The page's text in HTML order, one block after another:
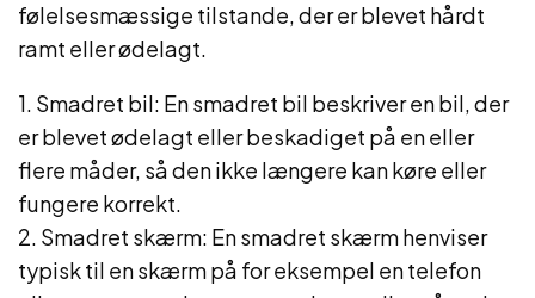
følelsesmæssige tilstande, der er blevet hårdt
ramt eller ødelagt.
1. Smadret bil: En smadret bil beskriver en bil, der
er blevet ødelagt eller beskadiget på en eller
flere måder, så den ikke længere kan køre eller
fungere korrekt.
2. Smadret skærm: En smadret skærm henviser
typisk til en skærm på for eksempel en telefon